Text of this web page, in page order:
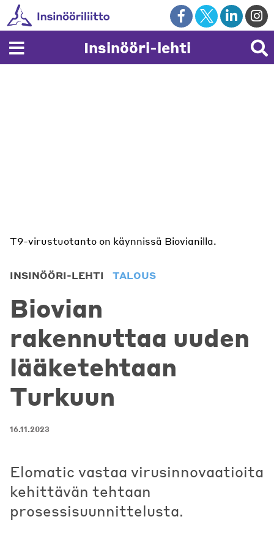
Skip
to
content
Insinööri-lehti
T9-virustuotanto on käynnissä Biovianilla.
INSINÖÖRI-LEHTI TALOUS
Biovian
rakennuttaa uuden
lääketehtaan
Turkuun
16.11.2023
Elomatic vastaa virusinnovaatioita
kehittävän tehtaan
prosessisuunnittelusta.